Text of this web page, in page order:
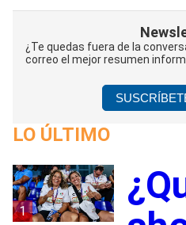
¿Te quedas fuera de la
correo el mejor resumen
LO ÚLTIMO
1